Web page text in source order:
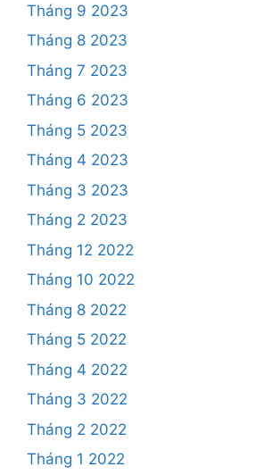
Tháng 9 2023
Tháng 8 2023
Tháng 7 2023
Tháng 6 2023
Tháng 5 2023
Tháng 4 2023
Tháng 3 2023
Tháng 2 2023
Tháng 12 2022
Tháng 10 2022
Tháng 8 2022
Tháng 5 2022
Tháng 4 2022
Tháng 3 2022
Tháng 2 2022
Tháng 1 2022